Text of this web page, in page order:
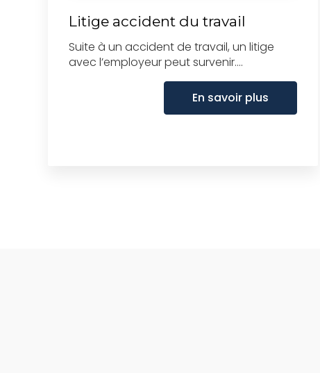
Litige accident du travail
Suite à un accident de travail, un litige
avec l’employeur peut survenir....
En savoir plus